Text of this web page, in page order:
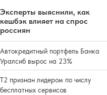
Эксперты выяснили, как
кешбэк влияет на спрос
россиян
Автокредитный портфель Банка
Уралсиб вырос на 23%
Т2 признан лидером по числу
бесплатных сервисов